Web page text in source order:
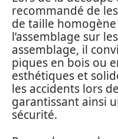
recommandé de
de taille
l’assemblage sur
assemblage, il
piques en bois ou
esthétiques et
les accidents lors
garantissant ainsi
sécurité.